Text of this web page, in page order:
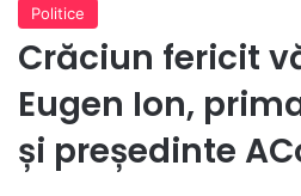
Politice
Crăciun fericit
Eugen Ion,
și președinte